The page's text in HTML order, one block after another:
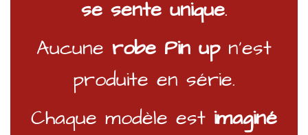
se sente unique.
Aucune robe Pin upn’est
produite en série.
Chaque modèle est imaginé